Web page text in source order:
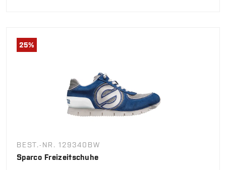
25%
BEST.-NR. 129340BW
Sparco Freizeitschuhe